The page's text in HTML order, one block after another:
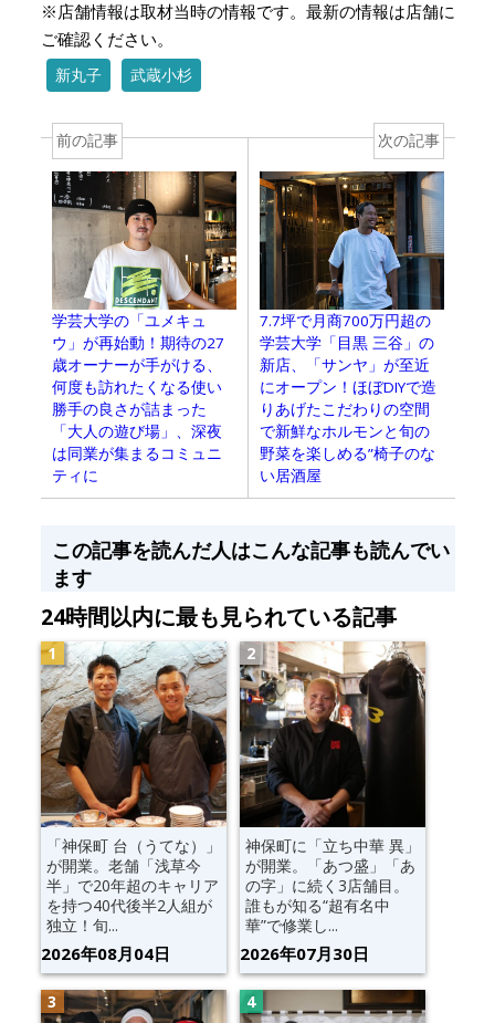
※店舗情報は取材当時の情報です。最新の情報は店舗に
ご確認ください。
新丸子 武蔵小杉
前の記事
学芸大学の「ユメキュ
ウ」が再始動！期待の27
歳オーナーが手がける、
何度も訪れたくなる使い
勝手の良さが詰まった
「大人の遊び場」、深夜
は同業が集まるコミュニ
ティに
次の記事
7.7坪で月商700万円超の
学芸大学「目黒 三谷」の
新店、「サンヤ」が至近
にオープン！ほぼDIYで造
りあげたこだわりの空間
で新鮮なホルモンと旬の
野菜を楽しめる”椅子のな
い居酒屋
この記事を読んだ人はこんな記事も読んでい
ます
24時間以内に最も見られている記事
「神保町 台（うてな）」
が開業。老舗「浅草今
半」で20年超のキャリア
を持つ40代後半2人組が
独立！旬...
2026年08月04日
神保町に「立ち中華 異」
が開業。「あつ盛」「あ
の字」に続く3店舗目。
誰もが知る“超有名中
華”で修業し...
2026年07月30日